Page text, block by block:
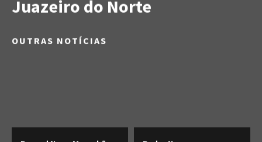
Juazeiro do Norte
OUTRAS NOTÍCIAS